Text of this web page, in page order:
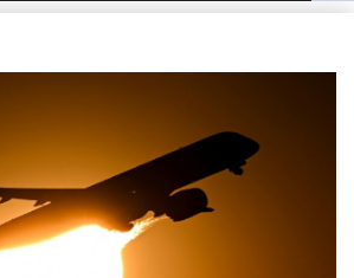
und Infrastruktur: Industrie erhält
durch umkippenden Bagger
verdoppelt Wahrscheinlichkeit für
aus Zweitem Weltkrieg in